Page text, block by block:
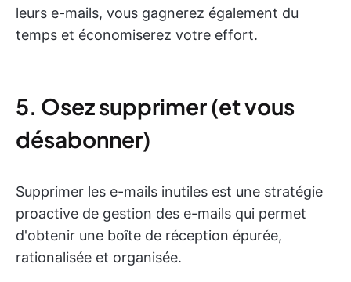
leurs e-mails, vous gagnerez également du
temps et économiserez votre effort.
5. Osez supprimer (et vous
désabonner)
Supprimer les e-mails inutiles est une stratégie
proactive de gestion des e-mails qui permet
d'obtenir une boîte de réception épurée,
rationalisée et organisée.